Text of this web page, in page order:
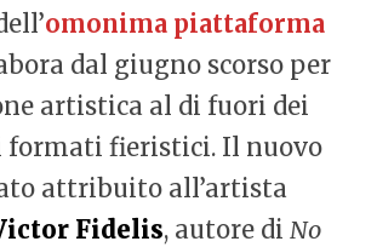
omonima piattaforma
dal giugno scorso per
artistica al di fuori dei
fieristici. Il nuovo
attribuito all’artista
Fidelis, autore di No